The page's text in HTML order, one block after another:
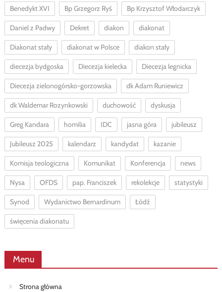
Benedykt XVI Bp Grzegorz Ryś Bp Krzysztof Włodarczyk
Daniel z Padwy Dekret diakon diakonat
Diakonat stały diakonat w Polsce diakon stały
diecezja bydgoska Diecezja kielecka Diecezja legnicka
Diecezja zielonogórsko-gorzowska dk Adam Runiewicz
dk Waldemar Rozynkowski duchowość dyskusja
Greg Kandara homilia IDC jasna góra jubileusz
Jubileusz 2025 kalendarz kandydat kazanie
Komisja teologiczna Komunikat Konferencja news
Nysa OFDS pap. Franciszek rekolekcje statystyki
Synod Wydanictwo Bernardinum Łódź
święcenia diakonatu
Menu
Strona główna